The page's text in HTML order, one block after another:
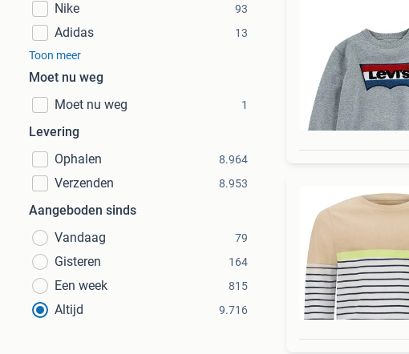
Nike 93
Adidas
13
Toon meer
Moet nu weg
Moet nu weg
1
Levering
Ophalen
8.964
Verzenden 8.953
Aangeboden sinds
Vandaag
79
Gisteren 164
Een week 815
Altijd 9.716